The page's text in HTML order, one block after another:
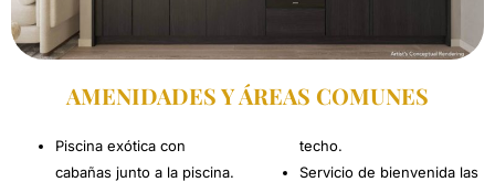
AMENIDADES Y ÁREAS COMUNES
Piscina exótica con
cabañas junto a la piscina.
techo.
Servicio de bienvenida las